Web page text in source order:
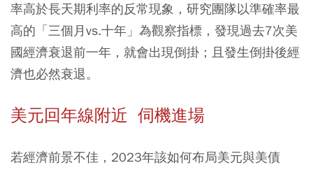
率高於長天期利率的反常現象，研究團隊以準確率最
高的「三個月vs.十年」為觀察指標，發現過去7次美
國經濟衰退前一年，就會出現倒掛；且發生倒掛後經
濟也必然衰退。
美元回年線附近 伺機進場
若經濟前景不佳，2023年該如何布局美元與美債